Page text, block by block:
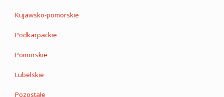
Kujawsko-pomorskie
Podkarpackie
Pomorskie
Lubelskie
Pozostałe